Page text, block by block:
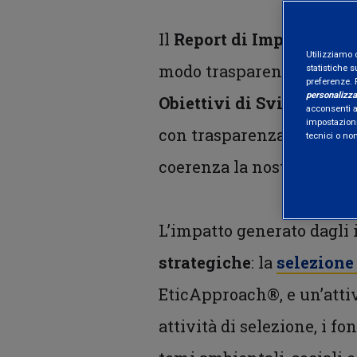
Il Report di Impatto
modo trasparente e
Obiettivi di Sviluppo
con trasparenza è ciò
coerenza la nostra
L’impatto generato
strategiche: la
EticApproach®, e
attività di selezione, i
Utilizziamo
statistiche
preferenze.
personalizza
acconsenti
tecnici o